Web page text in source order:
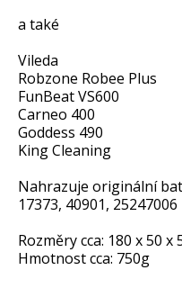
a také
Vileda
Robzone Robee Plus
FunBeat VS600
Carneo 400
Goddess 490
King Cleaning
Nahrazuje originální
17373, 40901, 25247006
Rozměry cca: 180 x 50 x
Hmotnost cca: 750g